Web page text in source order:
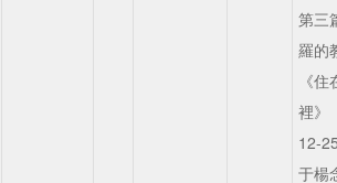
第三
羅的
《
裡》
12-
于楊